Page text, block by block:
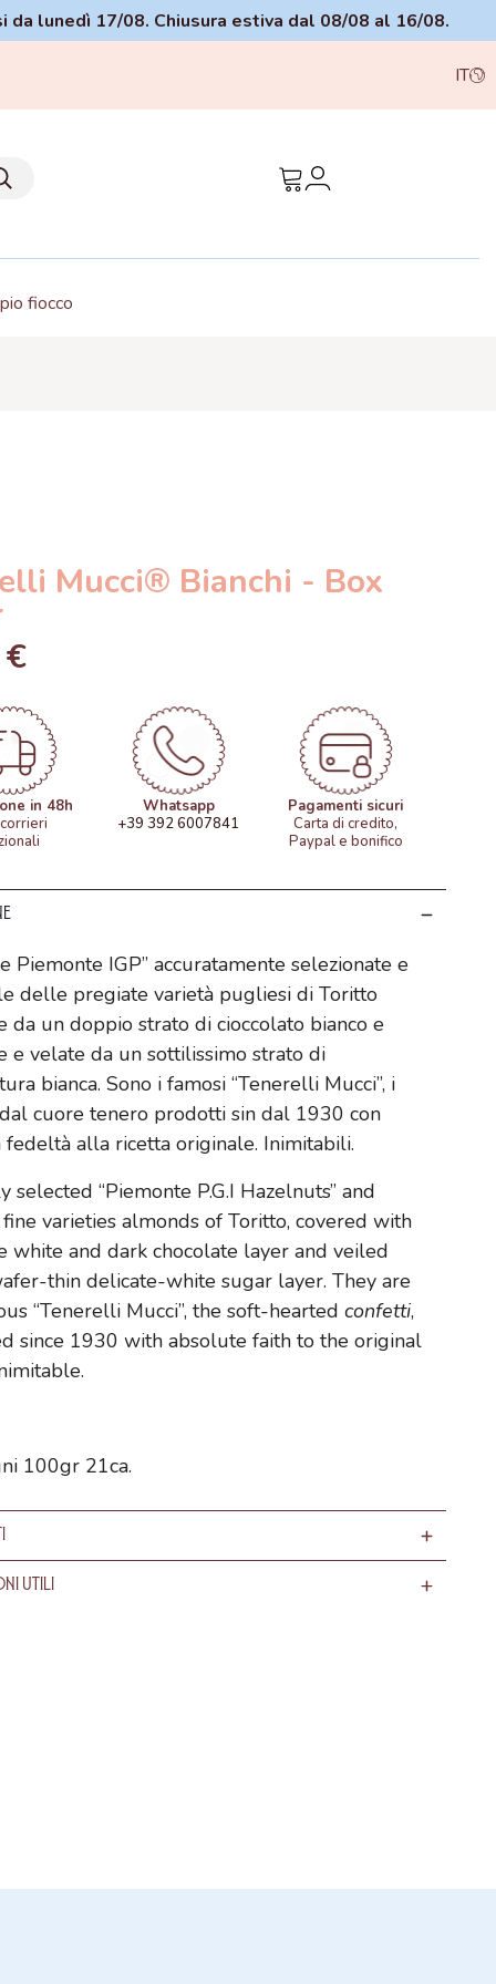
lunedì 17/08. Chiusura estiva dal 08/08 al 16/08.
IT
fiocco
Mucci® Bianchi - Box
in 48h
Whatsapp
+39 392 6007841
Pagamenti sicuri
Carta di credito,
Paypal e bonifico
Piemonte IGP” accuratamente selezionate e
delle pregiate varietà pugliesi di Toritto
da un doppio strato di cioccolato bianco e
e velate da un sottilissimo strato di
bianca. Sono i famosi “Tenerelli Mucci”, i
cuore tenero prodotti sin dal 1930 con
fedeltà alla ricetta originale. Inimitabili.
selected “Piemonte P.G.I Hazelnuts” and
varieties almonds of Toritto,covered with
white and dark chocolate layer and veiled
thin delicate-white sugar layer. They are
“Tenerelli Mucci”, the soft-heartedconfetti,
since 1930 with absolute faith to the original
100gr 21ca.
utili